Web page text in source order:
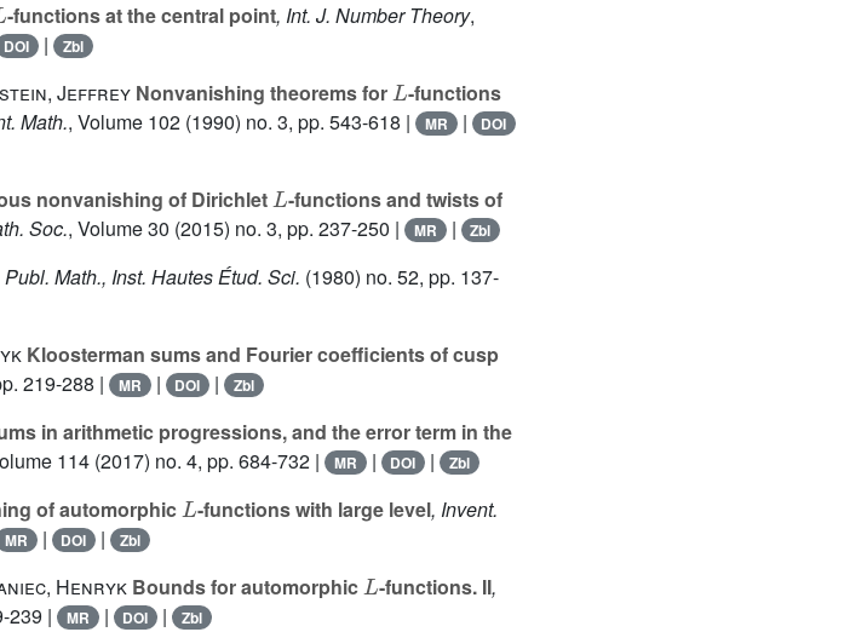
-functions at the central point, Int. J. Number Theory,
DOI | Zbl
Jeffrey Nonvanishing theorems for
-functions
Math., Volume 102 (1990) no. 3, pp. 543-618 | MR | DOI
nonvanishing of Dirichlet
-functions and twists of
Soc., Volume 30 (2015) no. 3, pp. 237-250 | MR | Zbl
Publ. Math., Inst. Hautes Étud. Sci. (1980) no. 52, pp. 137-
Kloosterman sums and Fourier coefficients of cusp
219-288 | MR | DOI | Zbl
in arithmetic progressions, and the error term in the
114 (2017) no. 4, pp. 684-732 | MR | DOI | Zbl
of automorphic -functions with large level, Invent.
MR | DOI | Zbl
Henryk Bounds for automorphic -functions. II,
239 | MR | DOI | Zbl